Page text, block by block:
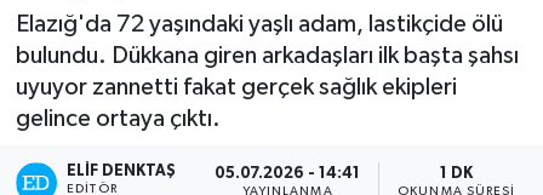
Elazığ'da 72 yaşındaki yaşlı adam, lastikçide ölü
bulundu. Dükkana giren arkadaşları ilk başta şahsı
uyuyor zannetti fakat gerçek sağlık ekipleri
gelince ortaya çıktı.
ELIF DENKTAŞ
EDITÖR
05.07.2026 - 14:41
YAYINLANMA
1 DK
OKUNMA SÜRESI
Sağlık
Teknoloji
Son Dakika Haberleri
Haber Arşivi